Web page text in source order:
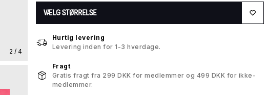
2 / 4
VÆLG STØRRELSE
Hurtig levering
Levering inden for 1-3 hverdage.
Fragt
Gratis fragt fra 299 DKK for medlemmer og 499 DKK for ikke-
medlemmer.